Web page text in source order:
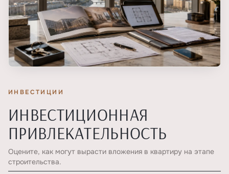
ИНВЕСТИЦИИ
ИНВЕСТИЦИОННАЯ
ПРИВЛЕКАТЕЛЬНОСТЬ
Оцените, как могут вырасти вложения в квартиру на этапе
строительства.